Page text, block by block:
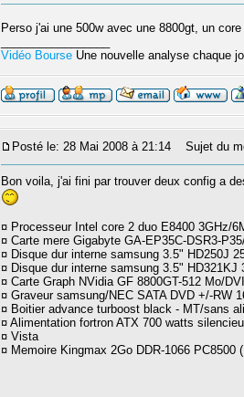
Perso j'ai une 500w avec une 8800gt, un
Vidéo Bourse Une nouvelle analyse chaque
Posté le: 28 Mai 2008 à 21:14 Sujet du
Bon voila, j'ai fini par trouver deux config a
¤ Processeur Intel core 2 duo E8400 3GHz/
¤ Carte mere Gigabyte GA-EP35C-DSR3-
¤ Disque dur interne samsung 3.5" HD250J
¤ Disque dur interne samsung 3.5"
¤ Carte Graph NVidia GF 8800GT-512 Mo/
¤ Graveur samsung/NEC SATA DVD +/-RW
¤ Boitier advance turboost black - MT/sans
¤ Alimentation fortron ATX 700 watts
¤ Vista
¤ Memoire Kingmax 2Go DDR-1066 PC8500